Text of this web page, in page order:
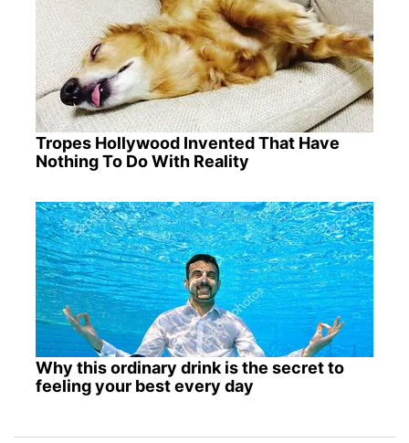
Tropes Hollywood Invented That Have
Nothing To Do With Reality
Why this ordinary drink is the secret to
feeling your best every day